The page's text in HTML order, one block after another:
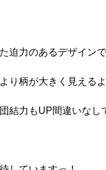
迫力のあるデザインで
り柄が大きく見える
結力もUP間違いな